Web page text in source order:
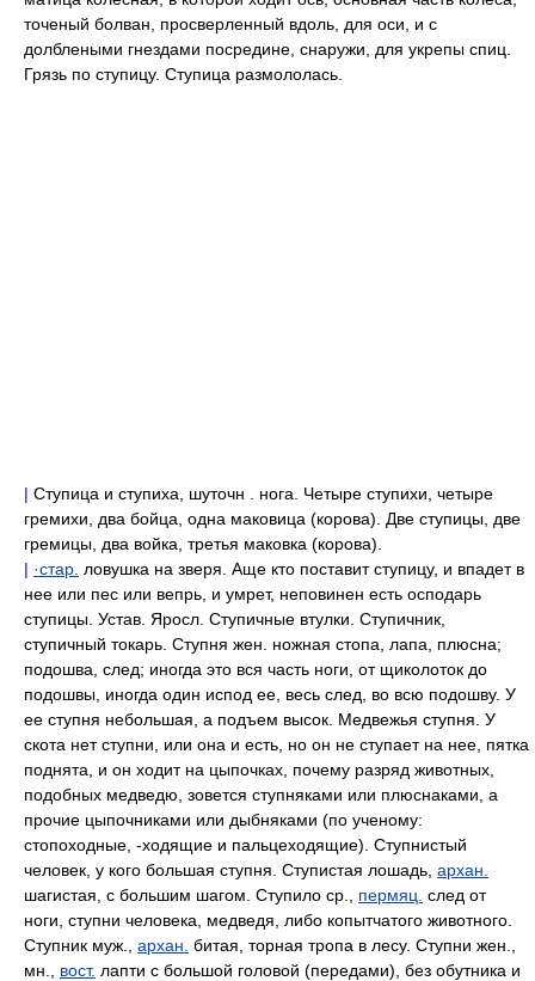
точеный болван, просверленный вдоль, для оси, и с
долблеными гнездами посредине, снаружи, для укрепы спиц.
Грязь по ступицу. Ступица размололась.
| Ступица и ступиха, шуточн . нога. Четыре ступихи, четыре
гремихи, два бойца, одна маковица (корова). Две ступицы, две
гремицы, два войка, третья маковка (корова).
| ·стар. ловушка на зверя. Аще кто поставит ступицу, и впадет в
нее или пес или вепрь, и умрет, неповинен есть осподарь
ступицы. Устав. Яросл. Ступичные втулки. Ступичник,
ступичный токарь. Ступня жен. ножная стопа, лапа, плюсна;
подошва, след; иногда это вся часть ноги, от щиколоток до
подошвы, иногда один испод ее, весь след, во всю подошву. У
ее ступня небольшая, а подъем высок. Медвежья ступня. У
скота нет ступни, или она и есть, но он не ступает на нее, пятка
поднята, и он ходит на цыпочках, почему разряд животных,
подобных медведю, зовется ступняками или плюснаками, а
прочие цыпочниками или дыбняками (по ученому:
стопоходные, -ходящие и пальцеходящие). Ступнистый
человек, у кого большая ступня. Ступистая лошадь, архан.
шагистая, с большим шагом. Ступило ср., пермяц. след от
ноги, ступни человека, медведя, либо копытчатого животного.
Ступник муж., архан. битая, торная тропа в лесу. Ступни жен.,
мн., вост. лапти с большой головой (передами), без обутника и